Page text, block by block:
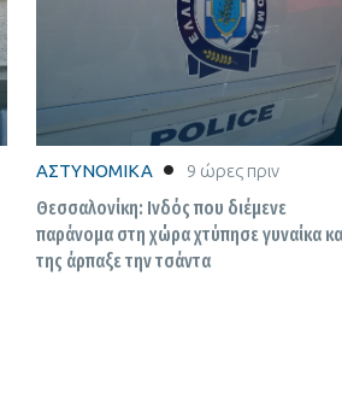
ΑΣΤΥΝΟΜΙΚΑ 9 ώρες πριν
Θεσσαλονίκη: Ινδός που διέμενε
παράνομα στη χώρα χτύπησε γυναίκα
της άρπαξε την τσάντα